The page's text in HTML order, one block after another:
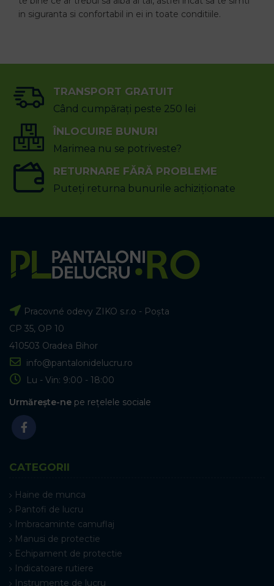
in siguranta si confortabil in ei in toate conditiile.
TRANSPORT GRATUIT
Când cumpărați peste 250 lei
ÎNLOCUIRE BUNURI
Marimea nu se potriveste?
RETURNARE FĂRĂ PROBLEME
Puteți returna bunurile achiziționate
Pracovné odevy ZIKO s.r.o - Poșta
CP 35, OP 10
410503 Oradea Bihor
info@pantalonidelucru.ro
Lu - Vin: 9:00 - 18:00
Urmărește-ne pe rețelele sociale
CATEGORII
Haine de munca
Pantofi de lucru
Imbracaminte camuflaj
Manusi de protectie
Echipament de protectie
Indicatoare rutiere
Instrumente de lucru